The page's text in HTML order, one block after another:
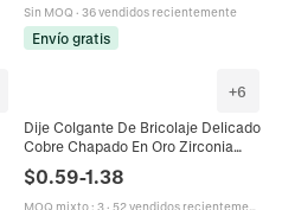
Sin MOQ · 36 vendidos recientemente
Envío gratis
+6
Dije Colgante De Bricolaje Delicado
Cobre Chapado En Oro Zirconia
Cúbica Para Hacer Joyas Collar
Pulsera Conejo Estrella Formas
$0.59-1.38
MOQ mixto: 3· 52 vendidos recientemente